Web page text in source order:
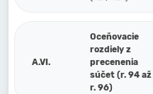
A.VI.
Oceňovacie
rozdiely z
precenenia
súčet (r. 94 až
r. 96)